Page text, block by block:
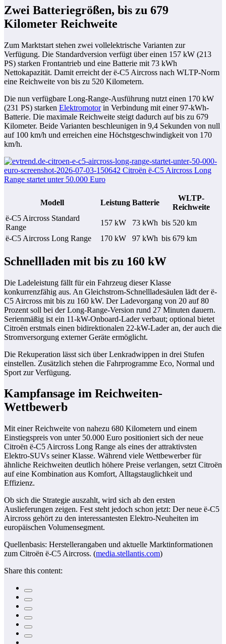
Zwei Batteriegrößen, bis zu 679
Kilometer Reichweite
Zum Marktstart stehen zwei vollelektrische Varianten zur
Verfügung. Die Standardversion verfügt über einen 157 kW (213
PS) starken Frontantrieb und eine Batterie mit 73 kWh
Nettokapazität. Damit erreicht der ë-C5 Aircross nach WLTP-Norm
eine Reichweite von bis zu 520 Kilometern.
Die nun verfügbare Long-Range-Ausführung nutzt einen 170 kW
(231 PS) starken Elektromotorin Verbindung mit einer 97-kWh-
Batterie. Die maximale Reichweite steigt dadurch auf bis zu 679
Kilometer. Beide Varianten beschleunigen in 9,4 Sekunden von null
auf 100 km/h und erreichen eine Höchstgeschwindigkeit von 170
km/h.
Modell Leistung Batterie
WLTP-
Reichweite
ë-C5 Aircross Standard
Range
157 kW 73 kWh bis 520 km
ë-C5 Aircross Long Range
170 kW 97 kWh bis 679 km
Schnellladen mit bis zu 160 kW
Die Ladeleistung fällt für ein Fahrzeug dieser Klasse
konkurrenzfähig aus. An Gleichstrom-Schnellladesäulen lädt der ë-
C5 Aircross mit bis zu 160 kW. Der Ladevorgang von 20 auf 80
Prozent soll bei der Long-Range-Version rund 27 Minuten dauern.
Serienmäßig ist ein 11-kW-Onboard-Lader verbaut; optional bietet
Citroën erstmals einen bidirektionalen 22-kW-Lader an, der auch die
Stromversorgung externer Geräte ermöglicht.
Die Rekuperation lässt sich über Lenkradwippen in drei Stufen
einstellen. Zusätzlich stehen die Fahrprogramme Eco, Normal und
Sport zur Verfügung.
Kampfansage im Reichweiten-
Wettbewerb
Mit einer Reichweite von nahezu 680 Kilometern und einem
Einstiegspreis von unter 50.000 Euro positioniert sich der neue
Citroën ë-C5 Aircross Long Range als eines der attraktivsten
Elektro-SUVs seiner Klasse. Während viele Wettbewerber für
ähnliche Reichweiten deutlich höhere Preise verlangen, setzt Citroën
auf eine Kombination aus Komfort, Alltagstauglichkeit und
Effizienz.
Ob sich die Strategie auszahlt, wird sich ab den ersten
Auslieferungen zeigen. Fest steht jedoch schon jetzt: Der neue ë-C5
Aircross gehört zu den interessantesten Elektro-Neuheiten im
europäischen Volumensegment.
Quellenbasis: Herstellerangaben und aktuelle Marktinformationen
zum Citroën ë-C5 Aircross. (media.stellantis.com)
Share this content: